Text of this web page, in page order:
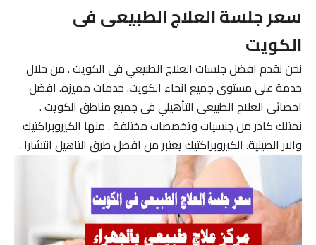
سعر جلسة العلاج الطبيعى فى
الكويت
نحن نقدم افضل جلسات العلاج الطبيعي فى الكويت . من خلال
خدمة على مستوى جميع انحاء الكويت. خدمات مميزه. افضل
اخصائى العلاج الطبيعى التأهيلي فى جميع مناطق الكويت .
نمتلك كادر من جنسيات وتخصصات مختلفة . منها الكيروبراكتيك
والار الصينية. الكيروبراكتيك يعتبر من افضل طرق التاهيل انتشارا .